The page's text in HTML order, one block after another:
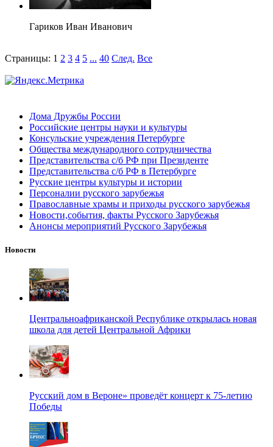
Гариков Иван Иванович
Страницы: 1 2 3 4 5 ... 40 След. Все
Дома Дружбы России
Российские центры науки и культуры
Консульские учреждения Петербурге
Общества международного сотрудничества
Представительства с/б РФ при Президенте
Представительства с/б РФ в Петербурге
Русские центры культуры и истории
Персоналии русского зарубежья
Православные храмы и приходы русского зарубежья
Новости,события, факты Русского Зарубежья
Анонсы мероприятий Русского Зарубежья
Новости
Центральноафриканской Республике открылась новая
школа для детей Центральной Африки
Русский дом в Вероне» проведёт концерт к 75-летию
Победы